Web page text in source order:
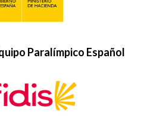
Paralímpico Español